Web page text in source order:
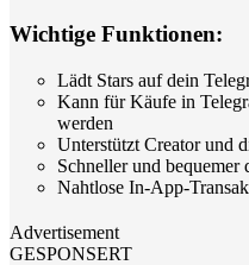
Wichtige Funktionen:
Lädt Stars auf dein
Kann für Käufe in
werden
Unterstützt Creator und
Schneller und
Nahtlose In-App-
Advertisement
GESPONSERT